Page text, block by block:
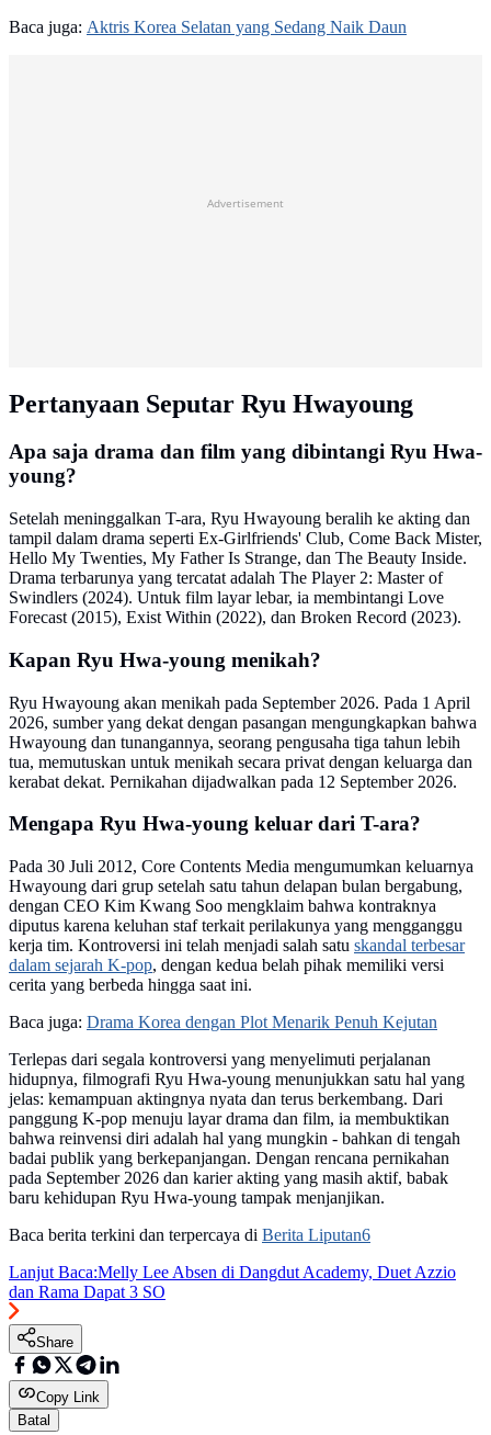
Baca juga: Aktris Korea Selatan yang Sedang Naik Daun
Advertisement
Pertanyaan Seputar Ryu Hwayoung
Apa saja drama dan film yang dibintangi Ryu Hwa-
young?
Setelah meninggalkan T-ara, Ryu Hwayoung beralih ke akting dan
tampil dalam drama seperti Ex-Girlfriends' Club, Come Back Mister,
Hello My Twenties, My Father Is Strange, dan The Beauty Inside.
Drama terbarunya yang tercatat adalah The Player 2: Master of
Swindlers (2024). Untuk film layar lebar, ia membintangi Love
Forecast (2015), Exist Within (2022), dan Broken Record (2023).
Kapan Ryu Hwa-young menikah?
Ryu Hwayoung akan menikah pada September 2026. Pada 1 April
2026, sumber yang dekat dengan pasangan mengungkapkan bahwa
Hwayoung dan tunangannya, seorang pengusaha tiga tahun lebih
tua, memutuskan untuk menikah secara privat dengan keluarga dan
kerabat dekat. Pernikahan dijadwalkan pada 12 September 2026.
Mengapa Ryu Hwa-young keluar dari T-ara?
Pada 30 Juli 2012, Core Contents Media mengumumkan keluarnya
Hwayoung dari grup setelah satu tahun delapan bulan bergabung,
dengan CEO Kim Kwang Soo mengklaim bahwa kontraknya
diputus karena keluhan staf terkait perilakunya yang mengganggu
kerja tim. Kontroversi ini telah menjadi salah satu skandal terbesar
dalam sejarah K-pop, dengan kedua belah pihak memiliki versi
cerita yang berbeda hingga saat ini.
Baca juga: Drama Korea dengan Plot Menarik Penuh Kejutan
Terlepas dari segala kontroversi yang menyelimuti perjalanan
hidupnya, filmografi Ryu Hwa-young menunjukkan satu hal yang
jelas: kemampuan aktingnya nyata dan terus berkembang. Dari
panggung K-pop menuju layar drama dan film, ia membuktikan
bahwa reinvensi diri adalah hal yang mungkin - bahkan di tengah
badai publik yang berkepanjangan. Dengan rencana pernikahan
pada September 2026 dan karier akting yang masih aktif, babak
baru kehidupan Ryu Hwa-young tampak menjanjikan.
Baca berita terkini dan terpercaya di Berita Liputan6
Lanjut Baca:Melly Lee Absen di Dangdut Academy, Duet Azzio
dan Rama Dapat 3 SO
Share
Copy Link
Batal